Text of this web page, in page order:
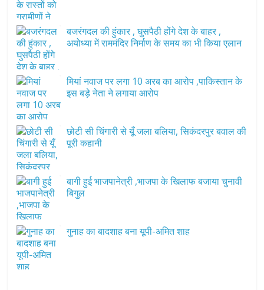
बजरंगदल की हुंकार , घुसपैठी होंगे देश के बाहर ,
अयोध्या में राममंदिर निर्माण के समय का भी किया एलान
मियां नवाज पर लगा 10 अरब का आरोप ,पाकिस्तान के
इस बड़े नेता ने लगाया आरोप
छोटी सी चिंगारी से यूँ जला बलिया, सिकंदरपुर बवाल की
पूरी कहानी
बागी हुई भाजपानेत्री ,भाजपा के खिलाफ बजाया चुनावी
बिगुल
गुनाह का बादशाह बना यूपी-अमित शाह